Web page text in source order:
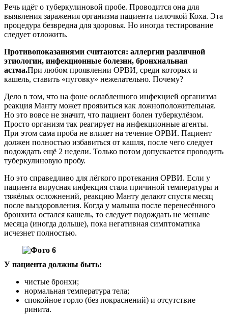
Речь идёт о туберкулиновой пробе. Проводится она для
выявления заражения организма пациента палочкой Коха. Эта
процедура безвредна для здоровья. Но иногда тестирование
следует отложить.
Противопоказаниями считаются: аллергии различной
этиологии, инфекционные болезни, бронхиальная
астма.При любом проявлении ОРВИ, среди которых и
кашель, ставить «пуговку» нежелательно. Почему?
Дело в том, что на фоне ослабленного инфекцией организма
реакция Манту может проявиться как ложноположительная.
Но это вовсе не значит, что пациент болен туберкулёзом.
Просто организм так реагирует на инфекционные агенты.
При этом сама проба не влияет на течение ОРВИ. Пациент
должен полностью избавиться от кашля, после чего следует
подождать ещё 2 недели. Только потом допускается проводить
туберкулиновую пробу.
Но это справедливо для лёгкого протекания ОРВИ. Если у
пациента вирусная инфекция стала причиной температуры и
тяжёлых осложнений, реакцию Манту делают спустя месяц
после выздоровления. Когда у малыша после перенесённого
бронхита остался кашель, то следует подождать не меньше
месяца (иногда дольше), пока негативная симптоматика
исчезнет полностью.
У пациента должны быть:
чистые бронхи;
нормальная температура тела;
спокойное горло (без покраснений) и отсутствие
ринита.